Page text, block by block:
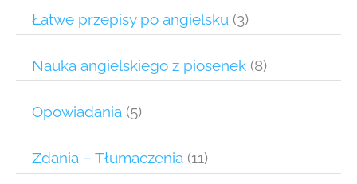
Łatwe przepisy po angielsku (3)
Nauka angielskiego z piosenek (8)
Opowiadania (5)
Zdania – Tłumaczenia (11)